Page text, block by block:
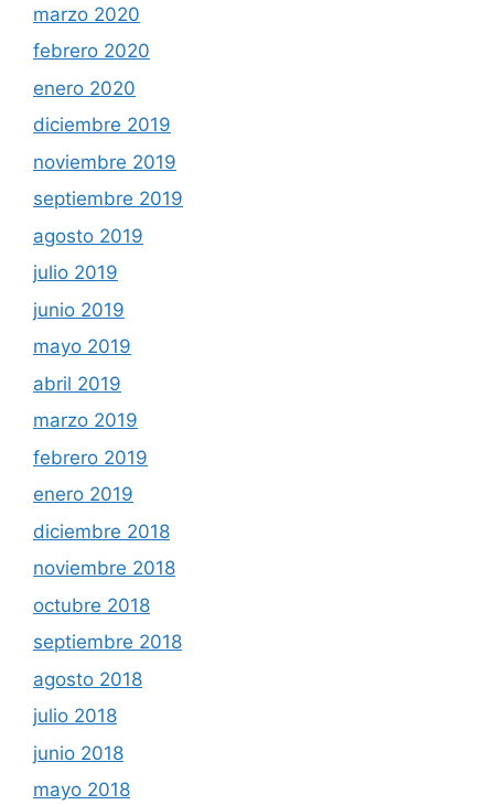
marzo 2020
febrero 2020
enero 2020
diciembre 2019
noviembre 2019
septiembre 2019
agosto 2019
julio 2019
junio 2019
mayo 2019
abril 2019
marzo 2019
febrero 2019
enero 2019
diciembre 2018
noviembre 2018
octubre 2018
septiembre 2018
agosto 2018
julio 2018
junio 2018
mayo 2018